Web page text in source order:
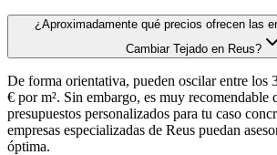
¿Aproximadamente qué precios ofrecen las
Cambiar Tejado en Reus?
De forma orientativa, pueden oscilar entre los
€ por m². Sin embargo, es muy recomendable
presupuestos personalizados para tu caso
empresas especializadas de Reus puedan
óptima.